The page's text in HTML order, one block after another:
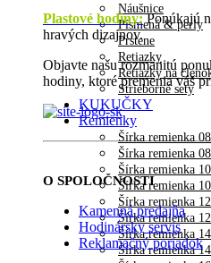
Náušnice
Písmená & perly
Prstene
Retiazky
Retiazky na
Strieborné sety
KUKUČKY
Remienky
Šírka remienka 08
Šírka remienka
Šírka remienka 10
Šírka remienka
Šírka remienka 12
Šírka remienka
Šírka remienka 14
Šírka remienka
Plastové hodiny:Ponúkajú
hravých dizajnov.
Objavte našu rozmanitú
hodiny, ktoré premenia váš
O SPOLOČNOSTI
Kamenná predajňa
Hodinársky servis
Reklamačný poriadok